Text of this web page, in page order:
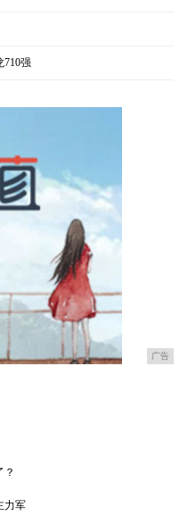
710强
广告
？
力军